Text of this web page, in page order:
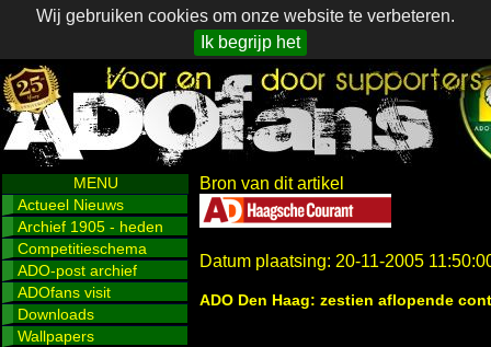
Wij gebruiken cookies om onze website te verbeteren.
Ik begrijp het
MENU
Actueel Nieuws
Archief 1905 - heden
Competitieschema
ADO-post archief
ADOfans visit
Downloads
Wallpapers
Bron van dit artikel
Datum plaatsing: 20-11-2005
ADO Den Haag: zestien aflopende